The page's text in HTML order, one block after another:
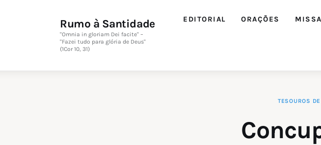
Rumo à Santidade
"Omnia in gloriam Dei facite" –
"Fazei tudo para glória de Deus"
(1Cor 10, 31)
EDITORIAL ORAÇÕES MISSA
TESOUROS